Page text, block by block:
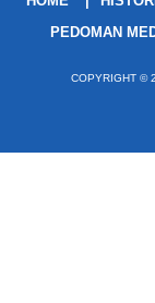
PEDOMAN
COPYRIGHT ©